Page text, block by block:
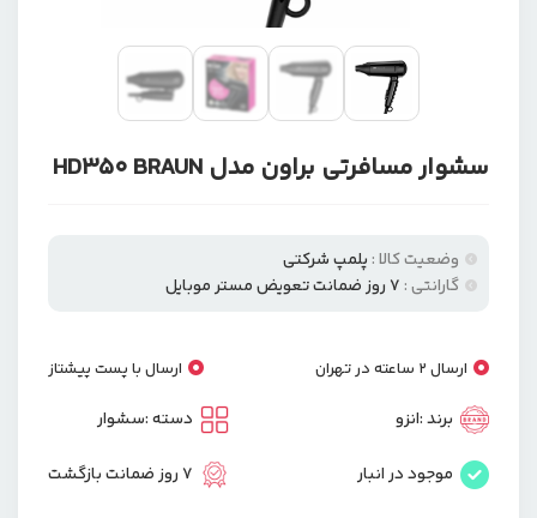
سشوار مسافرتی براون مدل HD350 BRAUN
وضعیت کالا : پلمپ شرکتی
گارانتی : ۷ روز ضمانت تعویض مستر موبایل
ارسال 2 ساعته در تهران ارسال با پست پیشتاز
برند :انزو
موجود در انبار
دسته :سشوار
7 روز ضمانت بازگشت